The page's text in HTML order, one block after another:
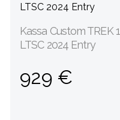
Kassa Custom TREK
LTSC 2024 Entry
929 €